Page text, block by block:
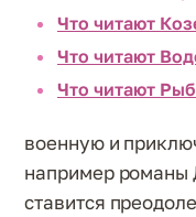
Что читают
Что читают
Что читают
военную и
например романы
ставится